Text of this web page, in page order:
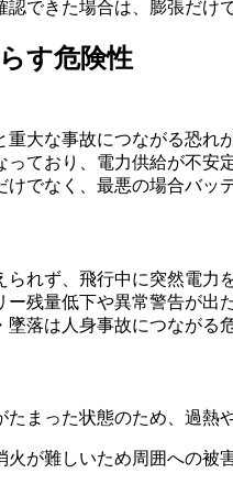
できた場合は、膨張だけ
す危険性
大な事故につながる恐れ
ており、電力供給が不安定
でなく、最悪の場合バッ
れず、飛行中に突然電力
残量低下や異常警告が出
落は人身事故につながる
まった状態のため、過熱
が難しいため周囲への